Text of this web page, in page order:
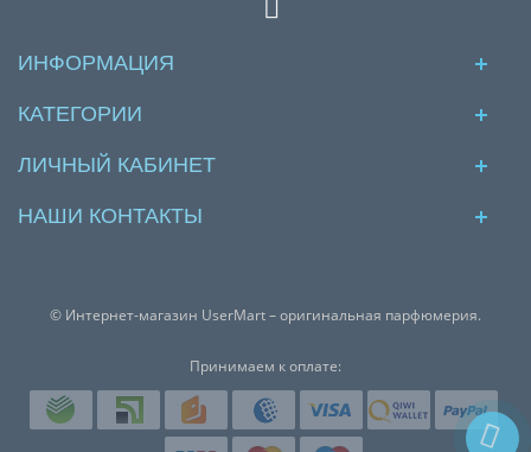
ИНФОРМАЦИЯ
КАТЕГОРИИ
ЛИЧНЫЙ КАБИНЕТ
НАШИ КОНТАКТЫ
© Интернет-магазин UserMart – оригинальная парфюмерия.
Принимаем к оплате: